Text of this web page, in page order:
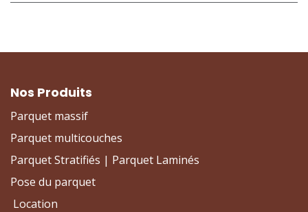
Nos Produits
Parquet massif
Parquet multicouches
Parquet Stratifiés | Parquet Laminés
Pose du parquet
Location